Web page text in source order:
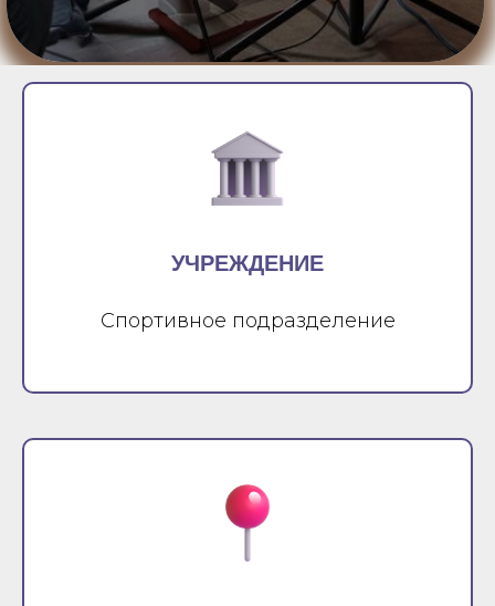
УЧРЕЖДЕНИЕ
Спортивное подразделение